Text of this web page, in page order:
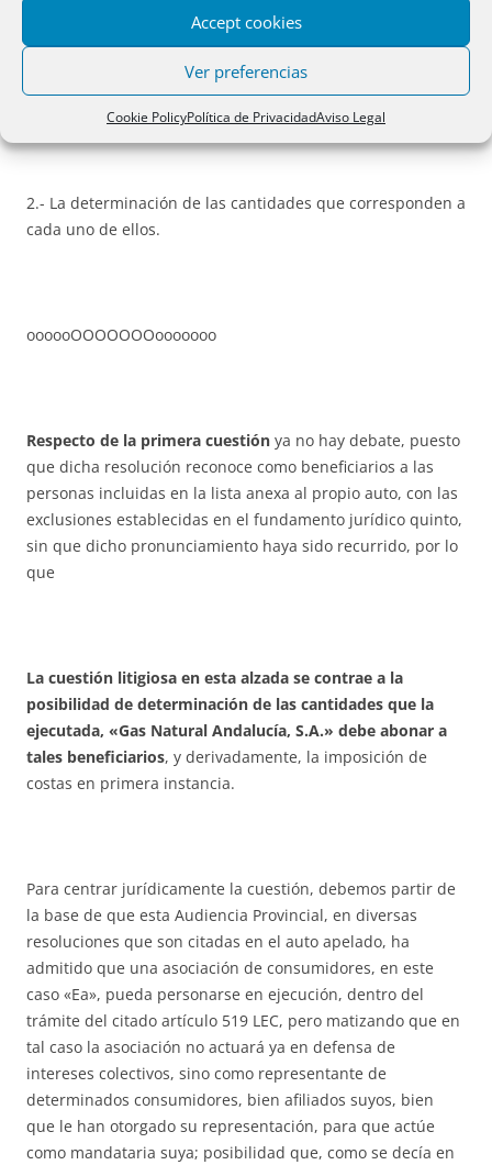
Accept cookies
Ver preferencias
Cookie PolicyPolítica de PrivacidadAviso Legal
1.- La atribución de la cualidad de beneficiarios, en los
términos del artículo 519 de la Ley de Enjuiciamiento Civil,
2.- La determinación de las cantidades que corresponden a
cada uno de ellos.
oooooOOOOOOOooooooo
Respecto de la primera cuestión ya no hay debate, puesto
que dicha resolución reconoce como beneficiarios a las
personas incluidas en la lista anexa al propio auto, con las
exclusiones establecidas en el fundamento jurídico quinto,
sin que dicho pronunciamiento haya sido recurrido, por lo
que
La cuestión litigiosa en esta alzada se contrae a la
posibilidad de determinación de las cantidades que la
ejecutada, «Gas Natural Andalucía, S.A.» debe abonar a
tales beneficiarios, y derivadamente, la imposición de
costas en primera instancia.
Para centrar jurídicamente la cuestión, debemos partir de
la base de que esta Audiencia Provincial, en diversas
resoluciones que son citadas en el auto apelado, ha
admitido que una asociación de consumidores, en este
caso «Ea», pueda personarse en ejecución, dentro del
trámite del citado artículo 519 LEC, pero matizando que en
tal caso la asociación no actuará ya en defensa de
intereses colectivos, sino como representante de
determinados consumidores, bien afiliados suyos, bien
que le han otorgado su representación, para que actúe
como mandataria suya; posibilidad que, como se decía en